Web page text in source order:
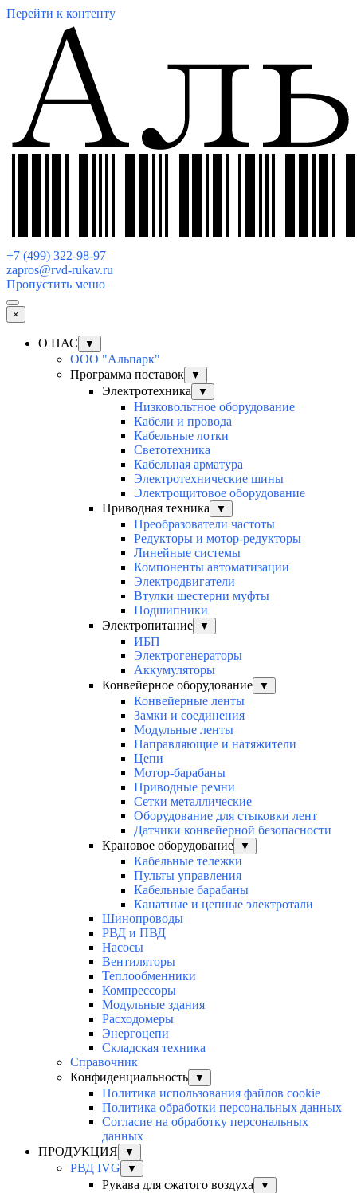
Перейти к контенту
+7 (499) 322-98-97
zapros@rvd-rukav.ru
Пропустить меню
×
О НАС ▼
ООО "Альпарк"
Программа поставок
▼
Электротехника ▼
Низковольтное оборудование
Кабели и провода
Кабельные лотки
Светотехника
Кабельная арматура
Электротехнические шины
Электрощитовое оборудование
Приводная техника
▼
Преобразователи частоты
Редукторы и мотор-редукторы
Линейные системы
Компоненты автоматизации
Электродвигатели
Втулки шестерни муфты
Подшипники
Электропитание
▼
ИБП
Электрогенераторы
Аккумуляторы
Конвейерное оборудование
▼
Конвейерные ленты
Замки и соединения
Модульные ленты
Направляющие и натяжители
Цепи
Мотор-барабаны
Приводные ремни
Сетки металлические
Оборудование для стыковки лент
Датчики конвейерной безопасности
Крановое оборудование
▼
Кабельные тележки
Пульты управления
Кабельные барабаны
Канатные и цепные электротали
Шинопроводы
РВД и ПВД
Насосы
Вентиляторы
Теплообменники
Компрессоры
Модульные здания
Расходомеры
Энергоцепи
Складская техника
Справочник
Конфиденциальность
▼
Политика использования файлов cookie
Политика обработки персональных данных
Согласие на обработку персональных
данных
ПРОДУКЦИЯ
▼
РВД IVG ▼
Рукава для сжатого воздуха ▼